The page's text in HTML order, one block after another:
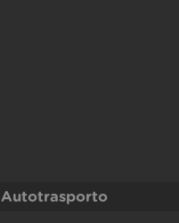
Autotrasporto